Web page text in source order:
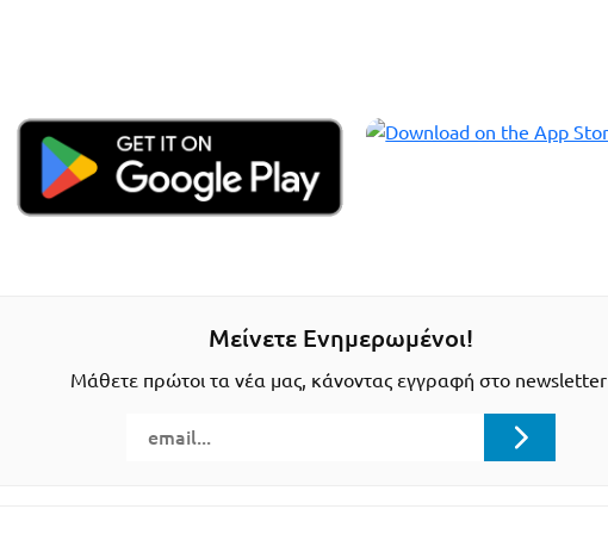
Μείνετε Ενημερωμένοι!
Μάθετε πρώτοι τα νέα μας, κάνοντας εγγραφή στο